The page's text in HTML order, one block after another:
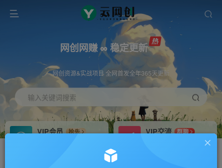
网创网赚 ∞ 稳定更新
网创资源&实战项目 全网首发全年365天更新
输入关键词搜索
VIP会员
抢先
VIP交流
群聊
研究探讨更多创业项目路子。